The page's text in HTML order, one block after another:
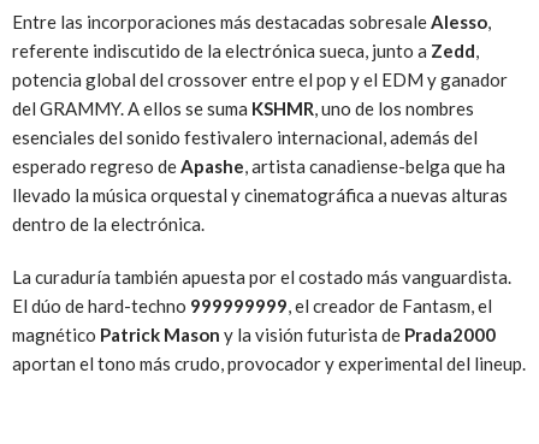
Entre las incorporaciones más destacadas sobresaleAlesso,
referente indiscutido de la electrónica sueca, junto a Zedd,
potencia global del crossover entre el pop y el EDM y ganador
del GRAMMY. A ellos se suma KSHMR, uno de los nombres
esenciales del sonido festivalero internacional, además del
esperado regreso deApashe, artista canadiense-belga que ha
llevado la música orquestal y cinematográfica a nuevas alturas
dentro de la electrónica.
La curaduría también apuesta por el costado más vanguardista.
El dúo de hard-techno 999999999, el creador de Fantasm, el
magnético Patrick Mason y la visión futurista de Prada2000
aportan el tono más crudo, provocador y experimental del lineup.